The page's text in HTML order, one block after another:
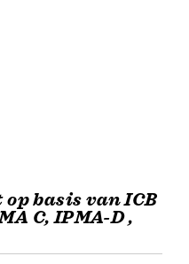
basis van ICB
C, IPMA-D ,